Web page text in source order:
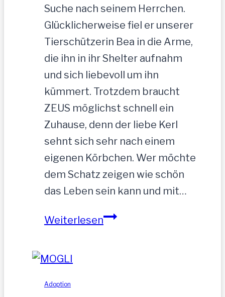
Suche nach seinem Herrchen.
Glücklicherweise fiel er unserer
Tierschützerin Bea in die Arme,
die ihn in ihr Shelter aufnahm
und sich liebevoll um ihn
kümmert. Trotzdem braucht
ZEUS möglichst schnell ein
Zuhause, denn der liebe Kerl
sehnt sich sehr nach einem
eigenen Körbchen. Wer möchte
dem Schatz zeigen wie schön
das Leben sein kann und mit…
WeiterlesenZEUS
Adoption